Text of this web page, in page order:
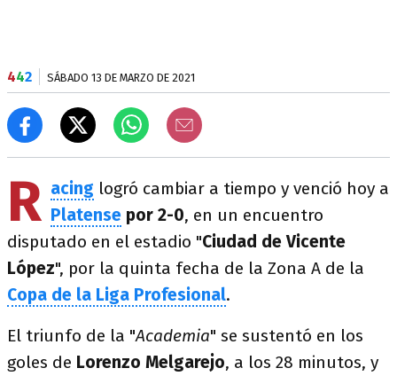
442 SÁBADO 13 DE MARZO DE 2021
R acing logró cambiar a tiempo y venció hoy a
Platense por 2-0, en un encuentro
disputado en el estadio "Ciudad de Vicente
López", por la quinta fecha de la Zona A de la
Copa de la Liga Profesional.
El triunfo de la "Academia" se sustentó en los
goles de Lorenzo Melgarejo, a los 28 minutos, y